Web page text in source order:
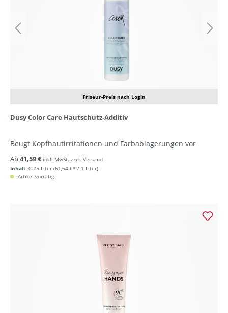
Friseur-Preis nach Login
Dusy Color Care Hautschutz-Additiv
Beugt Kopfhautirritationen und Farbablagerungen vor
Inhalt: 0.25 Liter (61,64 €* / 1 Liter)
Ab41,59 € inkl. MwSt. zzgl. Versand
Artikel vorrätig